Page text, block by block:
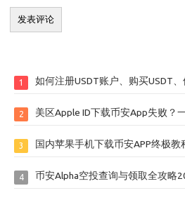
1 如何注册USDT账户、购买USDT
2 美区Apple ID下载币安App失败？
3 国内苹果手机下载币安APP终极教
4 币安Alpha空投查询与领取全攻略